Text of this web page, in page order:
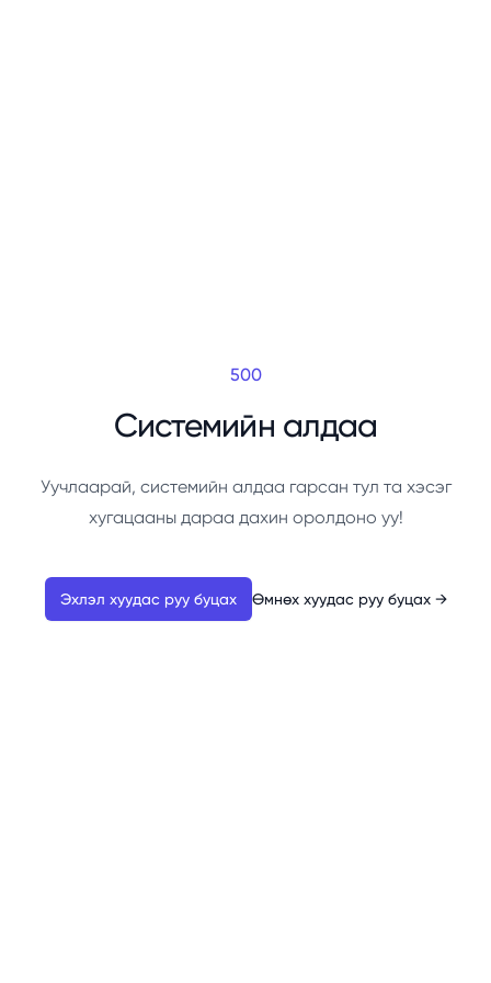
500
Системийн алдаа
Уучлаарай, системийн алдаа гарсан тул та хэсэг
хугацааны дараа дахин оролдоно уу!
Эхлэл хуудас руу буцах Өмнөх хуудас руу буцах →